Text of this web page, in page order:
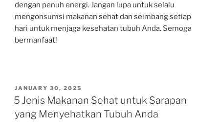
dengan penuh energi. Jangan lupa untuk selalu
mengonsumsi makanan sehat dan seimbang setiap
hari untuk menjaga kesehatan tubuh Anda. Semoga
bermanfaat!
POSTED
ON
JANUARY 30, 2025
5 Jenis Makanan Sehat untuk Sarapan
yang Menyehatkan Tubuh Anda